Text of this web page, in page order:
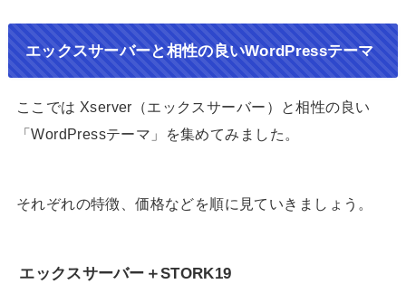
エックスサーバーと相性の良いWordPressテーマ
ここでは Xserver（エックスサーバー）と相性の良い
「WordPressテーマ」を集めてみました。
それぞれの特徴、価格などを順に見ていきましょう。
エックスサーバー＋STORK19